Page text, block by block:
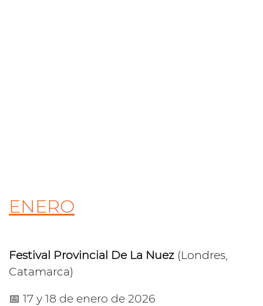
ENERO
Festival Provincial De La Nuez (Londres,
Catamarca)
📅 17 y 18 de enero de 2026